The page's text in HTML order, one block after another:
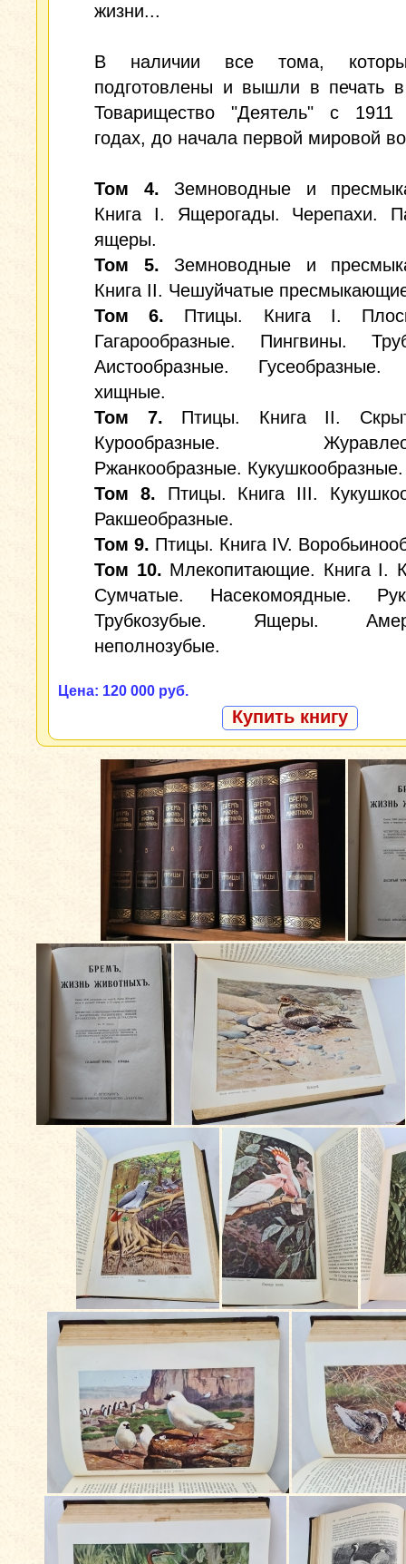
жизни...
В наличии все тома,
подготовлены и вышли в печать
Товарищество "Деятель" c
годах, до начала первой мировой
Том 4. Земноводные и
Книга I. Ящерогады. Черепахи.
ящеры.
Том 5. Земноводные и
Книга II. Чешуйчатые
Том 6. Птицы. Книга I.
Гагарообразные. Пингвины.
Аистообразные. Гусеобразные.
хищные.
Том 7. Птицы. Книга II.
Курообразные.
Ржанкообразные. Кукушкообразные.
Том 8. Птицы. Книга III.
Ракшеобразные.
Том 9. Птицы. Книга IV.
Том 10. Млекопитающие. Книга I.
Сумчатые. Насекомоядные.
Трубкозубые. Ящеры.
неполнозубые.
Цена: 120 000 руб.
Купить книгу